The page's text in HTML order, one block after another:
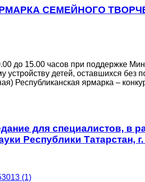
СЕМЕЙНОГО
до 15.00 часов при поддержке
устройству детей, оставшихся
Республиканская ярмарка –
для специалистов, в
Республики Татарстан,